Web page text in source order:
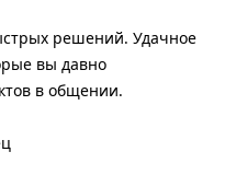
решений. Удачное
вы давно
в общении.